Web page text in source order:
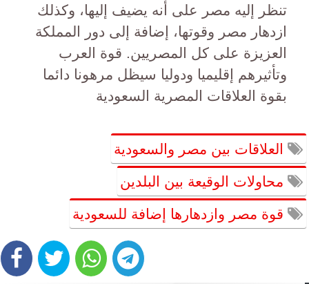
تنظر إليه مصر على أنه يضيف إليها، وكذلك
ازدهار مصر وقوتها، إضافة إلى دور المملكة
العزيزة على كل المصريين. قوة العرب
وتأثيرهم إقليميا ودوليا سيظل مرهونا دائما
بقوة العلاقات المصرية السعودية
العلاقات بين مصر والسعودية
محاولات الوقيعة بين البلدين
قوة مصر وازدهارها إضافة للسعودية